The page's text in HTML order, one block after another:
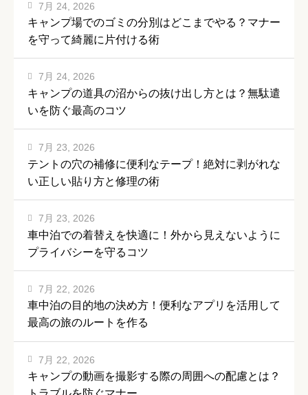
キャンプ場でのゴミの分別はどこまでやる？マナー
を守って綺麗に片付ける術
7月 24, 2026
キャンプの道具の沼からの抜け出し方とは？無駄遣
いを防ぐ最高のコツ
7月 24, 2026
テントの穴の補修に便利なテープ！絶対に剥がれな
い正しい貼り方と修理の術
7月 23, 2026
車中泊での着替えを快適に！外から見えないように
プライバシーを守るコツ
7月 23, 2026
車中泊の目的地の決め方！便利なアプリを活用して
最高の旅のルートを作る
7月 22, 2026
キャンプの動画を撮影する際の周囲への配慮とは？
7月 22, 2026